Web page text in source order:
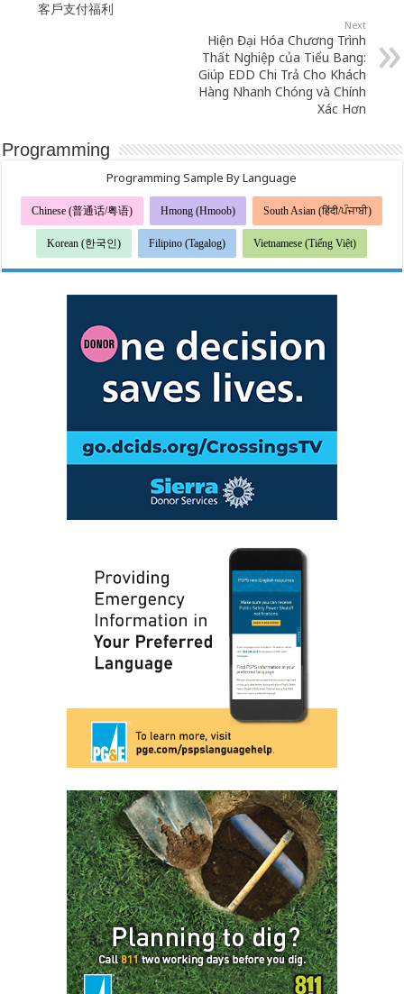
客戶支付福利
Next
Hiện Đại Hóa Chương Trình
Thất Nghiệp của Tiểu Bang:
Giúp EDD Chi Trả Cho Khách
Hàng Nhanh Chóng và Chính
Xác Hơn
Programming
Programming Sample By Language
Chinese (普通话/粤语) Hmong (Hmoob) South Asian (हिंदी/ਪੰਜਾਬੀ)
Korean (한국인) Filipino (Tagalog) Vietnamese (Tiếng Việt)